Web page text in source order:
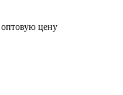
оптовую цену